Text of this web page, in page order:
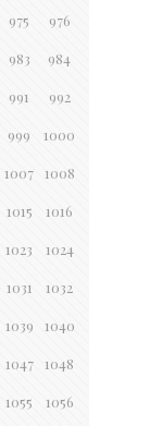
975 976
983 984
991 992
999 1000
1007 1008
1015 1016
1023 1024
1031 1032
1039 1040
1047 1048
1055 1056